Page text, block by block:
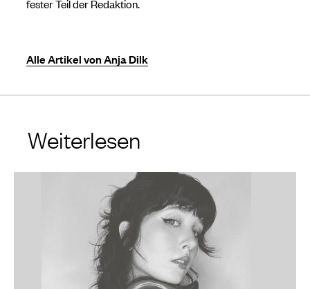
fester Teil der Redaktion.
Alle Artikel von Anja Dilk
Weiterlesen